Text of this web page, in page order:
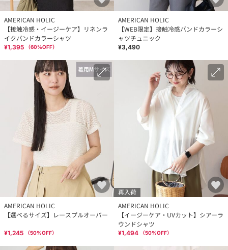
AMERICAN HOLIC
【接触冷感・イージーケア】リネンラ
イクバンドカラーシャツ
¥1,395 （60%OFF）
AMERICAN HOLIC
【WEB限定】接触冷感バンドカラーシ
ャツチュニック
¥3,490
AMERICAN HOLIC
【選べるサイズ】レースプルオーバー
¥1,245 （50%OFF）
再入荷
AMERICAN HOLIC
【イージーケア・UVカット】シアーラ
ウンドシャツ
¥1,494 （50%OFF）